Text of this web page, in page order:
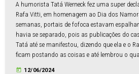
A humorista Tatá Werneck fez uma super
Rafa Vitti, em homenagem ao Dia dos
semanas, portais de fofoca estavam
havia se separado, pois as publicações do
Tatá até se manifestou, dizendo que ela e o
ficam postando as coisas e até lembrou o
today 12/06/2024